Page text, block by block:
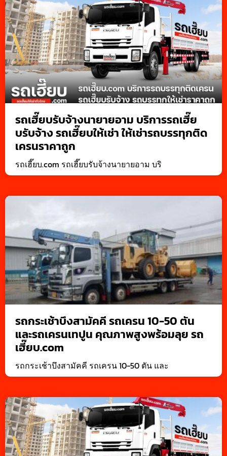
รถเฮี๊ยบรับจ้างนายายอาม บริการรถเฮี๊ย
บรับจ้าง รถเฮี๊ยบให้เช่า ให้เช่ารถบรรทุกติด
เครนราคาถูก
รถเฮี๊ยบ.com รถเฮี๊ยบรับจ้างนายายอาม บริ
รถกระเช้าบึงสามัคคี รถเครน 10-50 ตัน
และรถเครนเทปูน คุณภาพสูงพร้อมลุย รถ
เฮี๊ยบ.com
รถกระเช้าบึงสามัคคี รถเครน 10-50 ตัน และ